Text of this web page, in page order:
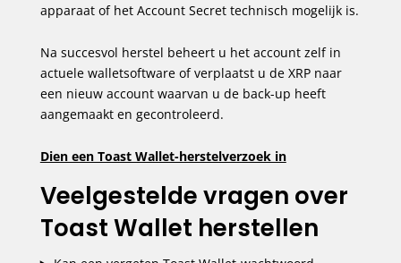
apparaat of het Account Secret technisch mogelijk is.
Na succesvol herstel beheert u het account zelf in
actuele walletsoftware of verplaatst u de XRP naar
een nieuw account waarvan u de back-up heeft
aangemaakt en gecontroleerd.
Dien een Toast Wallet-herstelverzoek in
Veelgestelde vragen over
Toast Wallet herstellen